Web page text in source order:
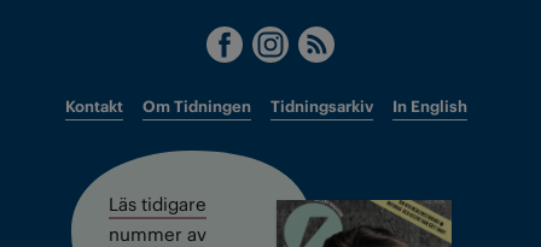
Kontakt Om Tidningen Tidningsarkiv In English
Läs tidigare
nummer av